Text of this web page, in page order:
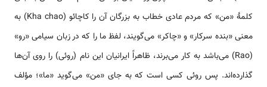
کلمهٔ «من» که مردم عادی خطاب به بزرگان آن را کاچائو (Kha chao) به
معنی «بنده سرکار» و «چاکر» می‌گویند، لفظ ما را که در زبان سیامی «رو»
(Rao) می‌باشد به کار می‌برند، ظاهراً ایرانیان این نام (روئی) را روی آن‌ها
گذارده‌اند. پس روئی کسی است که به جای «من» می‌گوید «ما»؛ مؤلف